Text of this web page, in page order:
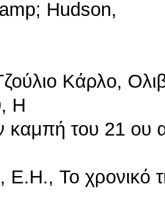
Hudson,
Κάρλο,
Η
καμπή του 21
E.H., Το χρονικό